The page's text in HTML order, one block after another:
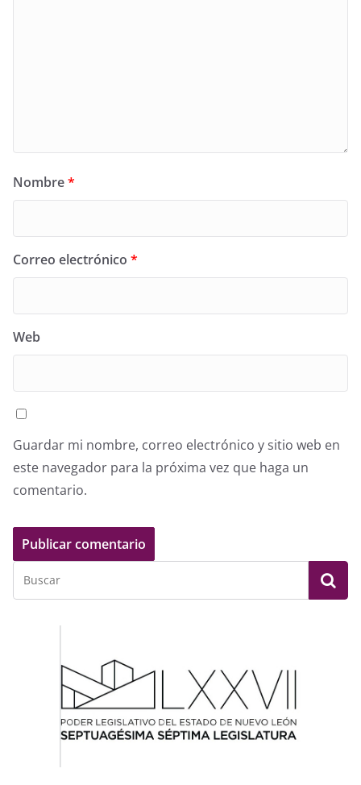
Nombre*
Correo electrónico *
Web
Guardar mi nombre, correo electrónico y sitio web en
este navegador para la próxima vez que haga un
comentario.